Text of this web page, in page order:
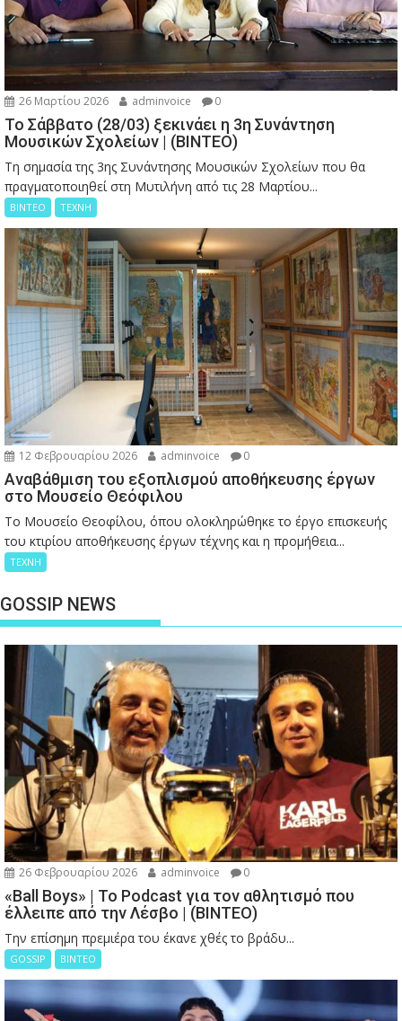
26 Μαρτίου 2026 adminvoice 0
Το Σάββατο (28/03) ξεκινάει η 3η Συνάντηση
Μουσικών Σχολείων | (ΒΙΝΤΕΟ)
Τη σημασία της 3ης Συνάντησης Μουσικών Σχολείων που θα
πραγματοποιηθεί στη Μυτιλήνη από τις 28 Μαρτίου...
ΒΙΝΤΕΟ ΤΕΧΝΗ
12 Φεβρουαρίου 2026 adminvoice 0
Αναβάθμιση του εξοπλισμού αποθήκευσης έργων
στο Μουσείο Θεόφιλου
Το Μουσείο Θεοφίλου, όπου ολοκληρώθηκε το έργο επισκευής
του κτιρίου αποθήκευσης έργων τέχνης και η προμήθεια...
ΤΕΧΝΗ
GOSSIP NEWS
26 Φεβρουαρίου 2026 adminvoice 0
«Ball Boys» | Το Podcast για τον αθλητισμό που
έλλειπε από την Λέσβο | (ΒΙΝΤΕΟ)
Την επίσημη πρεμιέρα του έκανε χθές το βράδυ...
GOSSIP ΒΙΝΤΕΟ